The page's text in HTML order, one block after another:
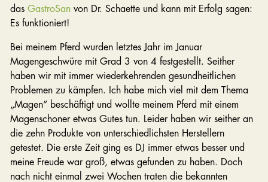
das GastroSanvon Dr. Schaette und kann mit Erfolg sagen:
Es funktioniert!
Bei meinem Pferd wurden letztes Jahr im Januar
Magengeschwüre mit Grad 3 von 4 festgestellt. Seither
haben wir mit immer wiederkehrenden gesundheitlichen
Problemen zu kämpfen. Ich habe mich viel mit dem Thema
„Magen“ beschäftigt und wollte meinem Pferd mit einem
Magenschoner etwas Gutes tun. Leider haben wir seither an
die zehn Produkte von unterschiedlichsten Herstellern
getestet. Die erste Zeit ging es DJ immer etwas besser und
meine Freude war groß, etwas gefunden zu haben. Doch
nach nicht einmal zwei Wochen traten die bekannten